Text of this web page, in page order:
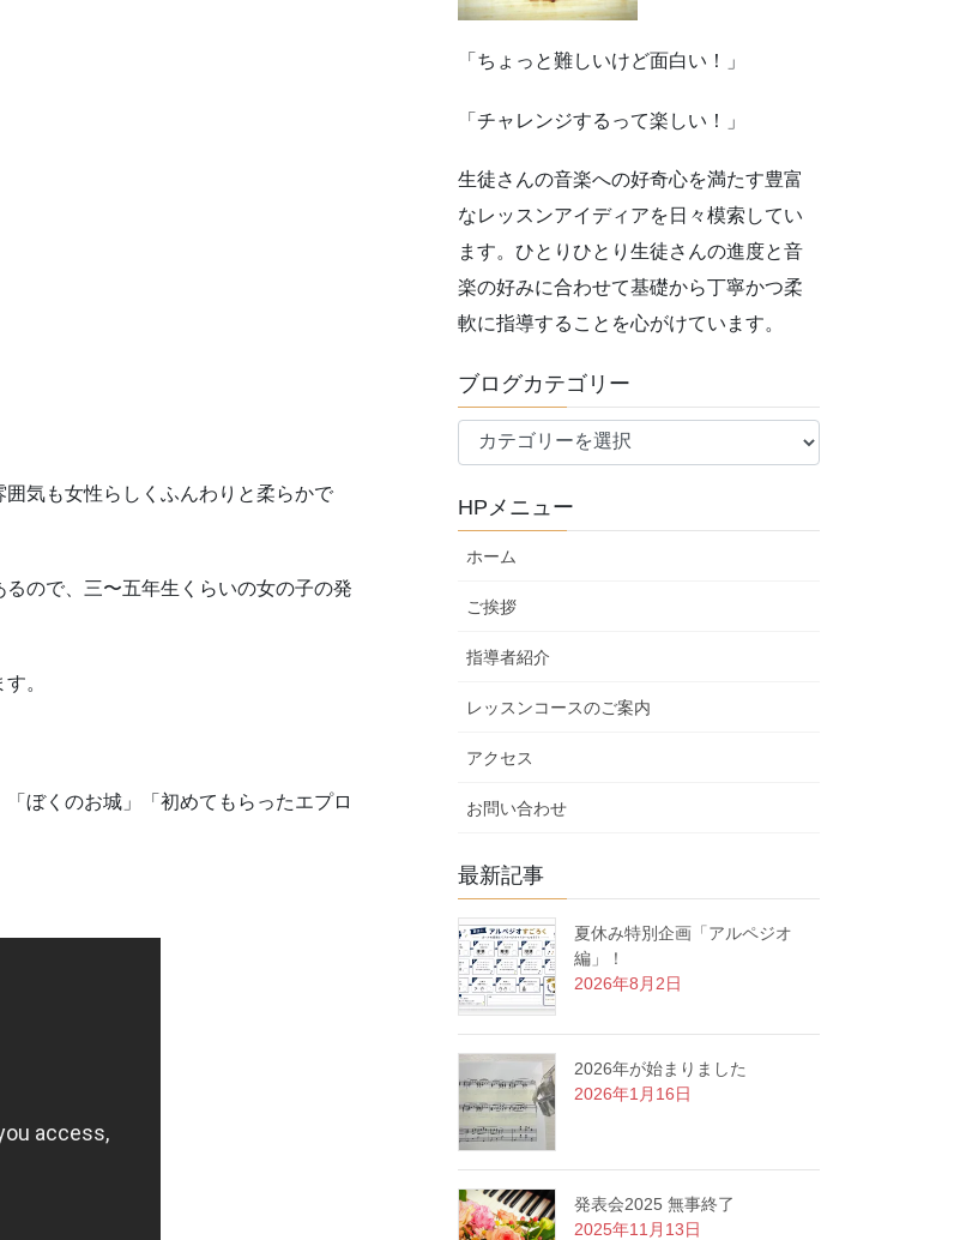
気も女性らしくふんわりと柔らかで
ので、三〜五年生くらいの女の子の発
。
ぼくのお城」「初めてもらったエプロ
「ちょっと難しいけど面白い！」
「チャレンジするって楽しい！」
生徒さんの音楽への好奇心を満たす豊富
なレッスンアイディアを日々模索してい
ます。ひとりひとり生徒さんの進度と音
楽の好みに合わせて基礎から丁寧かつ柔
軟に指導することを心がけています。
ブログカテゴリー
ロ
カ
テ
リ
HPメニュー
ホーム
ご挨拶
指導者紹介
レッスンコースのご案内
アクセス
お問い合わせ
最新記事
夏休み特別企画「アルペジオ
編」！
2026年8月2日
2026年が始まりました
2026年1月16日
発表会2025 無事終了
2025年11月13日